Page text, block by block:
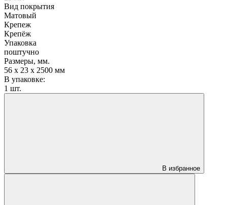
Вид покрытия
Матовый
Крепеж
Крепёж
Упаковка
поштучно
Размеры, мм.
56 х 23 х 2500 мм
В упаковке:
1 шт.
В избранное